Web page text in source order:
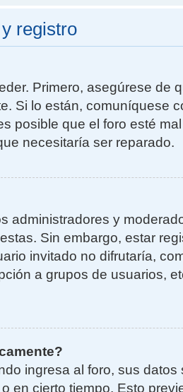
registro
Primero, asegúrese de
Si lo están, comuníquese
posible que el foro esté
necesitaría ser reparado.
administradores y
Sin embargo, estar
invitado no difrutaría,
a grupos de usuarios,
ingresa al foro, sus datos
en cierto tiempo. Esto